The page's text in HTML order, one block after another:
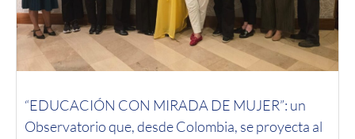
“EDUCACIÓN CON MIRADA DE MUJER”: un
Observatorio que, desde Colombia, se proyecta al